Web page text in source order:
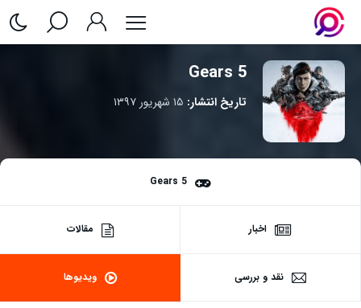
Gears 5
تاریخ انتشار: ۱۵ شهریور ۱۳۹۷
Gears 5
اخبار مقالات
نقد و بررسی ویدیوها